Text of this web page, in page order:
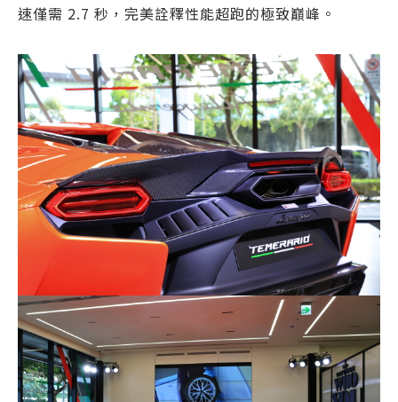
速僅需 2.7 秒，完美詮釋性能超跑的極致巔峰。